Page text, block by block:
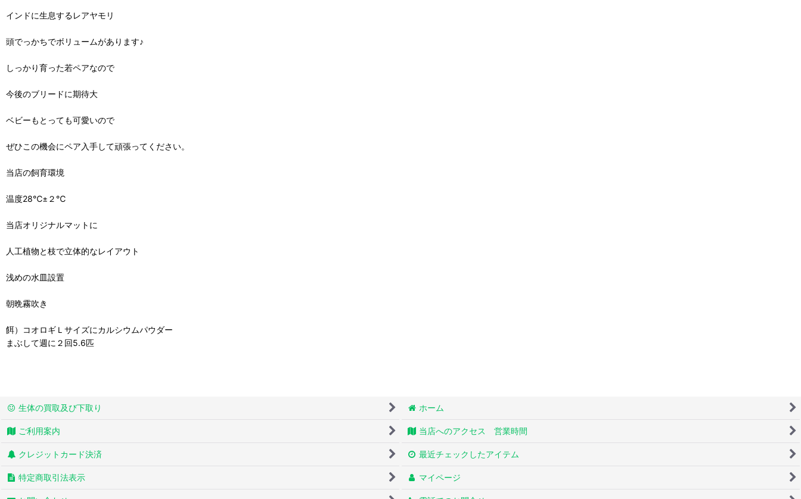
インドに生息するレアヤモリ
頭でっかちでボリュームがあります♪
しっかり育った若ペアなので
今後のブリードに期待大
ベビーもとっても可愛いので
ぜひこの機会にペア入手して頑張ってください。
当店の飼育環境
温度28℃±２℃
当店オリジナルマットに
人工植物と枝で立体的なレイアウト
浅めの水皿設置
朝晩霧吹き
餌）コオロギＬサイズにカルシウムパウダー
まぶして週に２回5.6匹
生体の買取及び下取り ホーム
ご利用案内 当店へのアクセス 営業時間
クレジットカード決済 最近チェックしたアイテム
特定商取引法表示 マイページ